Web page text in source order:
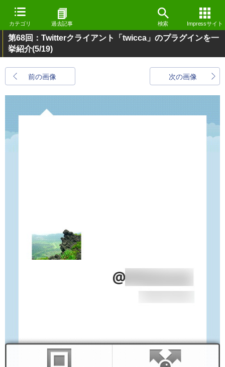
カテゴリ 過去記事 検索 Impressサイト
第68回：Twitterクライアント「twicca」のプラグインを一
挙紹介(5/19)
前の画像 次の画像